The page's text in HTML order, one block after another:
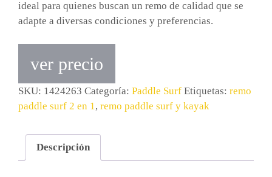
ideal para quienes buscan un remo de calidad que se
adapte a diversas condiciones y preferencias.
ver precio
SKU: 1424263 Categoría: Paddle Surf Etiquetas: remo
paddle surf 2 en 1, remo paddle surf y kayak
Descripción